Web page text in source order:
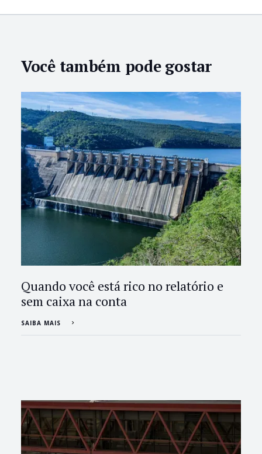
Você também pode gostar
Quando você está rico no relatório e
sem caixa na conta
SAIBA MAIS